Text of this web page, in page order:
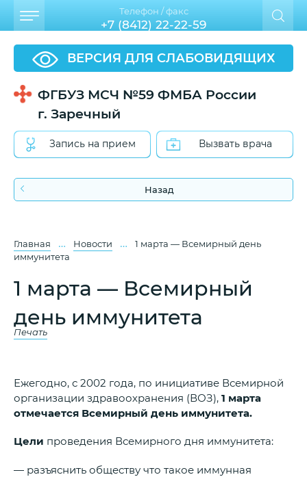
ВЕРСИЯ ДЛЯ СЛАБОВИДЯЩИХ
ФГБУЗ МСЧ №59 ФМБА России
г. Заречный
Запись на прием Вызвать врача
Телефон / факс
+7 (8412) 22-22-59
Назад
Главная … Новости …
1 марта — Всемирный день
иммунитета
1 марта — Всемирный
день иммунитета
Печать
Ежегодно, с 2002 года, по инициативе Всемирной
организации здравоохранения (ВОЗ), 1 марта
отмечается Всемирный день иммунитета.
Цели проведения Всемирного дня иммунитета:
— разъяснить обществу что такое иммунная